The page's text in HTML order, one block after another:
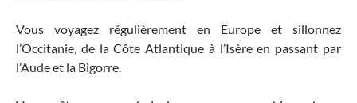
Vous voyagez régulièrement en Europe et sillonnez
l’Occitanie, de la Côte Atlantique à l’Isère en passant par
l’Aude et la Bigorre.